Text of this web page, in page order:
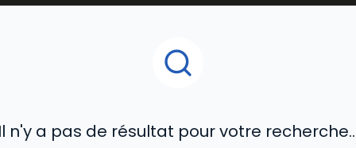
clés de la régulation sociale.
Il n'y a pas de résultat pour votre